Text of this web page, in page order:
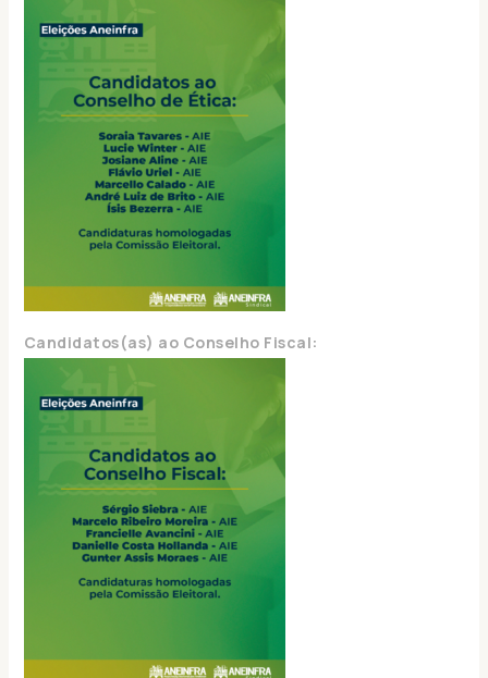
Candidatos(as) ao Conselho Fiscal: